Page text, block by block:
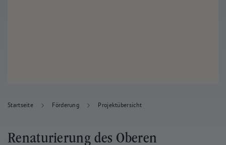
Startseite Förderung Projektübersicht
Renaturierung des Oberen